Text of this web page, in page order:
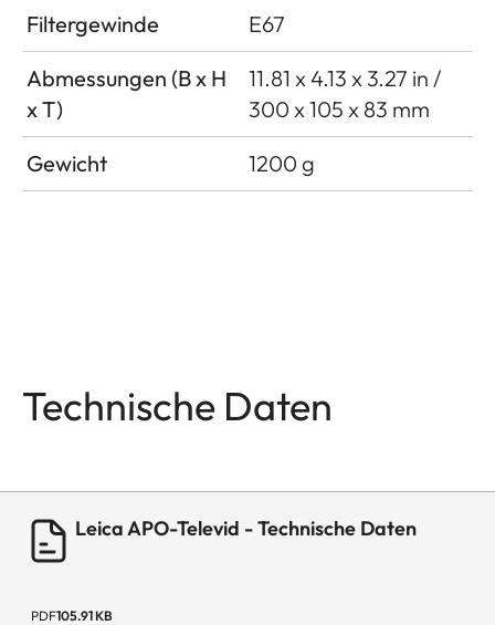
Filtergewinde E67
Abmessungen (B x H
x T)
11.81 x 4.13 x 3.27 in /
300 x 105 x 83 mm
Gewicht
1200 g
Technische Daten
Leica APO-Televid - Technische Daten
PDF105.91 KB